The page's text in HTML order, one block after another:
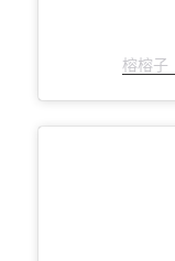
榕榕子